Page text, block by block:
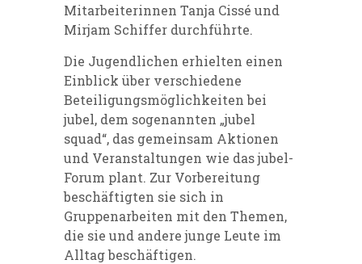
Mitarbeiterinnen Tanja Cissé und
Mirjam Schiffer durchführte.
Die Jugendlichen erhielten einen
Einblick über verschiedene
Beteiligungsmöglichkeiten bei
jubel, dem sogenannten „jubel
squad“, das gemeinsam Aktionen
und Veranstaltungen wie das jubel-
Forum plant. Zur Vorbereitung
beschäftigten sie sich in
Gruppenarbeiten mit den Themen,
die sie und andere junge Leute im
Alltag beschäftigen.